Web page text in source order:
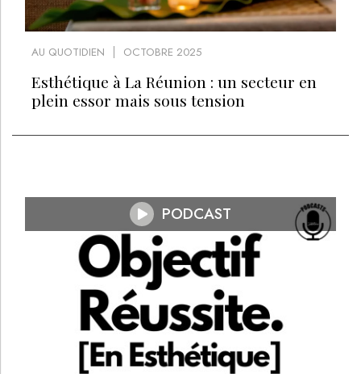
AU QUOTIDIEN OCTOBRE 2025
Esthétique à La Réunion : un secteur en
plein essor mais sous tension
PODCAST